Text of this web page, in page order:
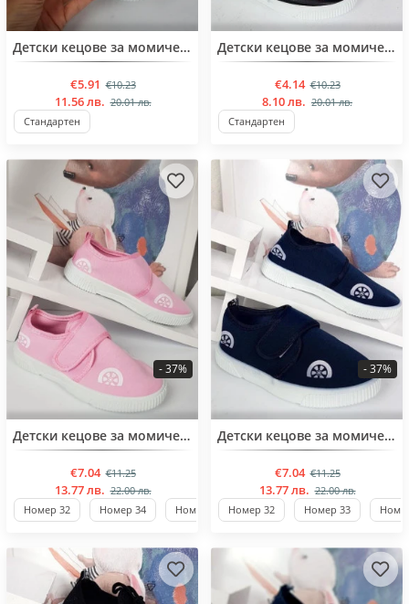
Детски кецове за момичета от 31 до 36 номер
€5.91 €10.23
11.56 лв. 20.01 лв.
Стандартен
Детски кецове за момичета от 33 до 37 номер
€4.14 €10.23
8.10 лв. 20.01 лв.
Стандартен
BESTSELLERДетски кецове за момичета от 32 до 37 номер
€7.04 €11.25
- 37%
13.77 лв. 22.00 лв.
Номер 32
Номер 34 Номер 36 Стандартен
BESTSELLERДетски кецове за момичета от 32 до 37 номер
€7.04 €11.25
- 37%
13.77 лв. 22.00 лв.
Номер 32
Номер 33